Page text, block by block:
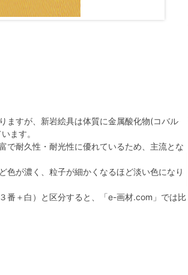
ますが、新岩絵具は体質に金属酸化物(コバル
ます。
で耐久性・耐光性に優れているため、主流とな
色が濃く、粒子が細かくなるほど淡い色になり
番＋白）と区分すると、「e-画材.com」では比